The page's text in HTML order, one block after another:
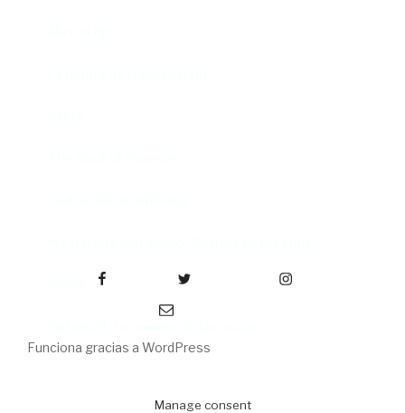
Correo electrónico
Funciona gracias a WordPress
Manage consent